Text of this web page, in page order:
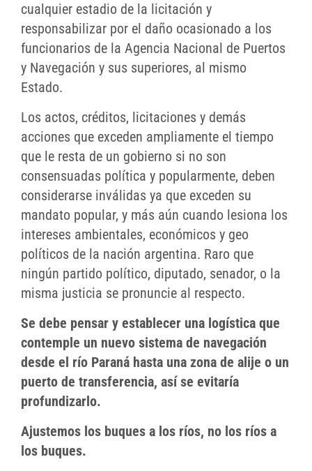
cualquier estadio de la licitación y
responsabilizar por el daño ocasionado a los
funcionarios de la Agencia Nacional de Puertos
y Navegación y sus superiores, al mismo
Estado.
Los actos, créditos, licitaciones y demás
acciones que exceden ampliamente el tiempo
que le resta de un gobierno si no son
consensuadas política y popularmente, deben
considerarse inválidas ya que exceden su
mandato popular, y más aún cuando lesiona los
intereses ambientales, económicos y geo
políticos de la nación argentina. Raro que
ningún partido político, diputado, senador, o la
misma justicia se pronuncie al respecto.
Se debe pensar y establecer una logística que
contemple un nuevo sistema de navegación
desde el río Paraná hasta una zona de alije o un
puerto de transferencia, así se evitaría
profundizarlo.
Ajustemos los buques a los ríos, no los ríos a
los buques.